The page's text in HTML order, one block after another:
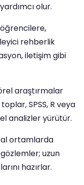
olur.
rehberlik
iletişim gibi
araştırmalar
SPSS, R veya
analizler yürütür.
ortamlarda
uzun
hazırlar.